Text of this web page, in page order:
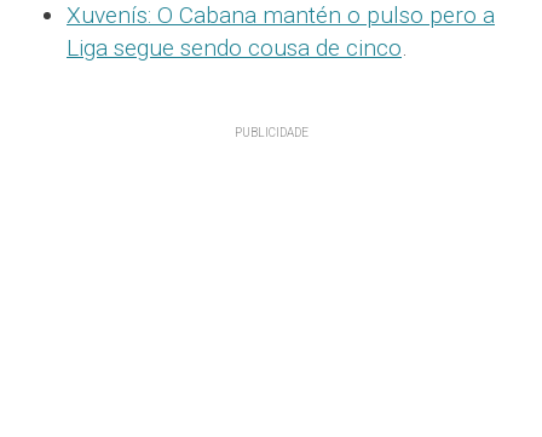
Xuvenís: O Cabana mantén o pulso pero a
Liga segue sendo cousa de cinco.